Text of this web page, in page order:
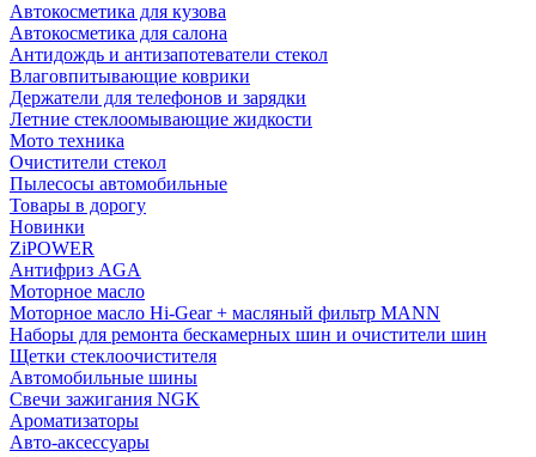
Автокосметика для кузова
Автокосметика для салона
Антидождь и антизапотеватели стекол
Влаговпитывающие коврики
Держатели для телефонов и зарядки
Летние стеклоомывающие жидкости
Мото техника
Очистители стекол
Пылесосы автомобильные
Товары в дорогу
Новинки
ZiPOWER
Антифриз AGA
Моторное масло
Моторное масло Hi-Gear + масляный фильтр MANN
Наборы для ремонта бескамерных шин и очистители шин
Щетки стеклоочистителя
Автомобильные шины
Свечи зажигания NGK
Ароматизаторы
Авто-аксессуары